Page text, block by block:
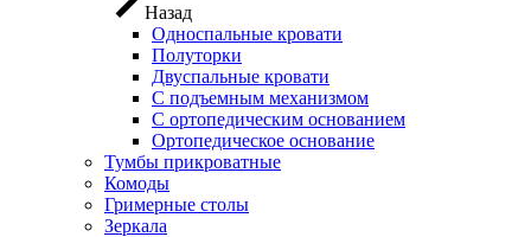
Назад
Односпальные кровати
Полуторки
Двуспальные кровати
С подъемным механизмом
С ортопедическим основанием
Ортопедическое основание
Тумбы прикроватные
Комоды
Гримерные столы
Зеркала